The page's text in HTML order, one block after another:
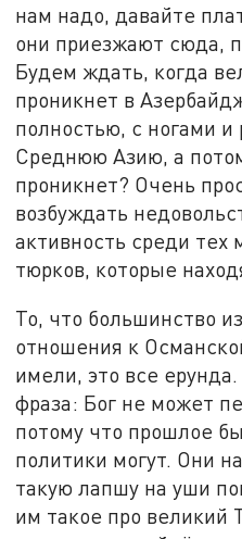
нам надо, давайте
они приезжают сюда,
Будем ждать, когда
проникнет в
полностью, с ногами и
Среднюю Азию, а
проникнет? Очень
возбуждать
активность среди тех
тюрков, которые
То, что большинство
отношения к
имели, это все
фраза: Бог не может
потому что прошлое
политики могут. Они
такую лапшу на уши
им такое про великий